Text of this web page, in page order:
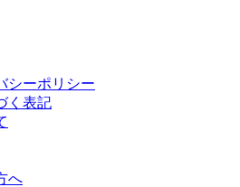
シーポリシー
く表記
へ